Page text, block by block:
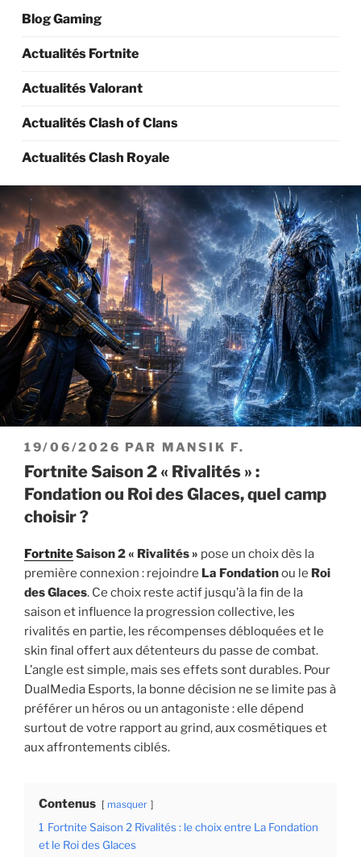
Blog Gaming
Actualités Fortnite
Actualités Valorant
Actualités Clash of Clans
Actualités Clash Royale
PUBLIÉ
LE
19/06/2026 PAR MANSIK F.
Fortnite Saison 2 « Rivalités » :
Fondation ou Roi des Glaces, quel camp
choisir ?
FortniteSaison 2 « Rivalités » pose un choix dès la
première connexion : rejoindre La Fondationou le Roi
des Glaces. Ce choix reste actif jusqu’à la fin de la
saison et influence la progression collective, les
rivalités en partie, les récompenses débloquées et le
skin final offert aux détenteurs du passe de combat.
L’angle est simple, mais ses effets sont durables. Pour
DualMedia Esports, la bonne décision ne se limite pas à
préférer un héros ou un antagoniste : elle dépend
surtout de votre rapport au grind, aux cosmétiques et
aux affrontements ciblés.
Contenus masquer
1 Fortnite Saison 2 Rivalités : le choix entre La Fondation
et le Roi des Glaces